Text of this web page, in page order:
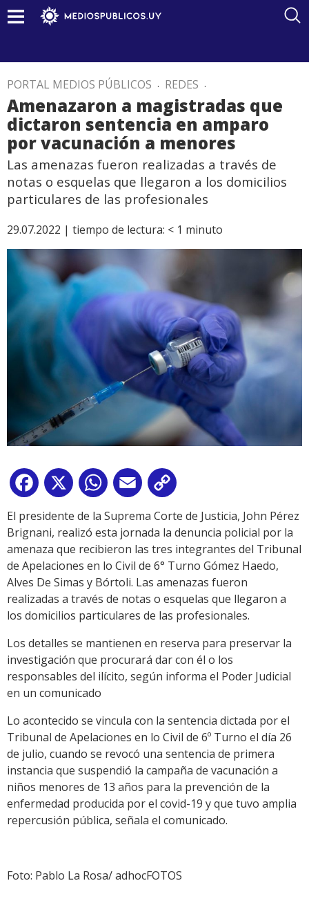
PORTAL MEDIOS PÚBLICOS . REDES .
Amenazaron a magistradas que
dictaron sentencia en amparo
por vacunación a menores
Las amenazas fueron realizadas a través de
notas o esquelas que llegaron a los domicilios
particulares de las profesionales
29.07.2022 | tiempo de lectura: < 1 minuto
Facebook
X WhatsApp
Email
Link
El presidente de la Suprema Corte de Justicia, John Pérez
Brignani, realizó esta jornada la denuncia policial por la
amenaza que recibieron las tres integrantes del Tribunal
de Apelaciones en lo Civil de 6° Turno Gómez Haedo,
Alves De Simas y Bórtoli. Las amenazas fueron
realizadas a través de notas o esquelas que llegaron a
los domicilios particulares de las profesionales.
Los detalles se mantienen en reserva para preservar la
investigación que procurará dar con él o los
responsables del ilícito, según informa el Poder Judicial
en un comunicado
Lo acontecido se vincula con la sentencia dictada por el
Tribunal de Apelaciones en lo Civil de 6º Turno el día 26
de julio, cuando se revocó una sentencia de primera
instancia que suspendió la campaña de vacunación a
niños menores de 13 años para la prevención de la
enfermedad producida por el covid-19 y que tuvo amplia
repercusión pública, señala el comunicado.
Foto: Pablo La Rosa/ adhocFOTOS